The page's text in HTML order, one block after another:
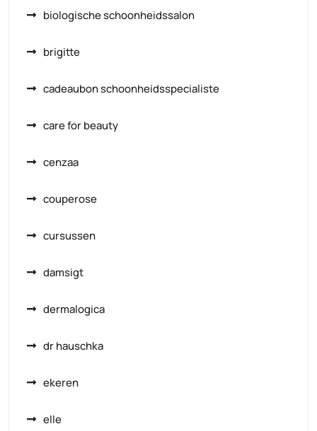
biologische schoonheidssalon
brigitte
cadeaubon schoonheidsspecialiste
care for beauty
cenzaa
couperose
cursussen
damsigt
dermalogica
dr hauschka
ekeren
elle